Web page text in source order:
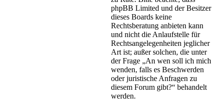
phpBB Limited und der Besitzer
dieses Boards keine
Rechtsberatung anbieten kann
und nicht die Anlaufstelle für
Rechtsangelegenheiten jeglicher
Art ist; außer solchen, die unter
der Frage „An wen soll ich mich
wenden, falls es Beschwerden
oder juristische Anfragen zu
diesem Forum gibt?“ behandelt
werden.